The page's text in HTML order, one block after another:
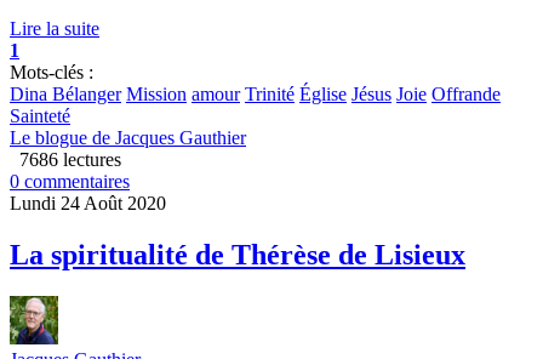
Lire la suite
1
Mots-clés :
Dina Bélanger Mission amour Trinité Église Jésus Joie Offrande
Sainteté
Le blogue de Jacques Gauthier
7686 lectures
0 commentaires
Lundi 24 Août 2020
La spiritualité de Thérèse de Lisieux